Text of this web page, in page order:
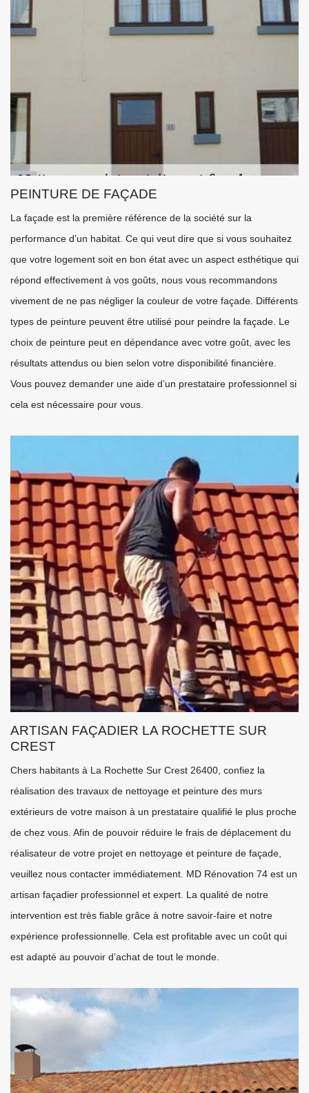
PEINTURE DE FAÇADE
La façade est la première référence de la société sur la
performance d’un habitat. Ce qui veut dire que si vous souhaitez
que votre logement soit en bon état avec un aspect esthétique qui
répond effectivement à vos goûts, nous vous recommandons
vivement de ne pas négliger la couleur de votre façade. Différents
types de peinture peuvent être utilisé pour peindre la façade. Le
choix de peinture peut en dépendance avec votre goût, avec les
résultats attendus ou bien selon votre disponibilité financière.
Vous pouvez demander une aide d’un prestataire professionnel si
cela est nécessaire pour vous.
ARTISAN FAÇADIER LA ROCHETTE SUR
CREST
Chers habitants à La Rochette Sur Crest 26400, confiez la
réalisation des travaux de nettoyage et peinture des murs
extérieurs de votre maison à un prestataire qualifié le plus proche
de chez vous. Afin de pouvoir réduire le frais de déplacement du
réalisateur de votre projet en nettoyage et peinture de façade,
veuillez nous contacter immédiatement. MD Rénovation 74 est un
artisan façadier professionnel et expert. La qualité de notre
intervention est très fiable grâce à notre savoir-faire et notre
expérience professionnelle. Cela est profitable avec un coût qui
est adapté au pouvoir d’achat de tout le monde.